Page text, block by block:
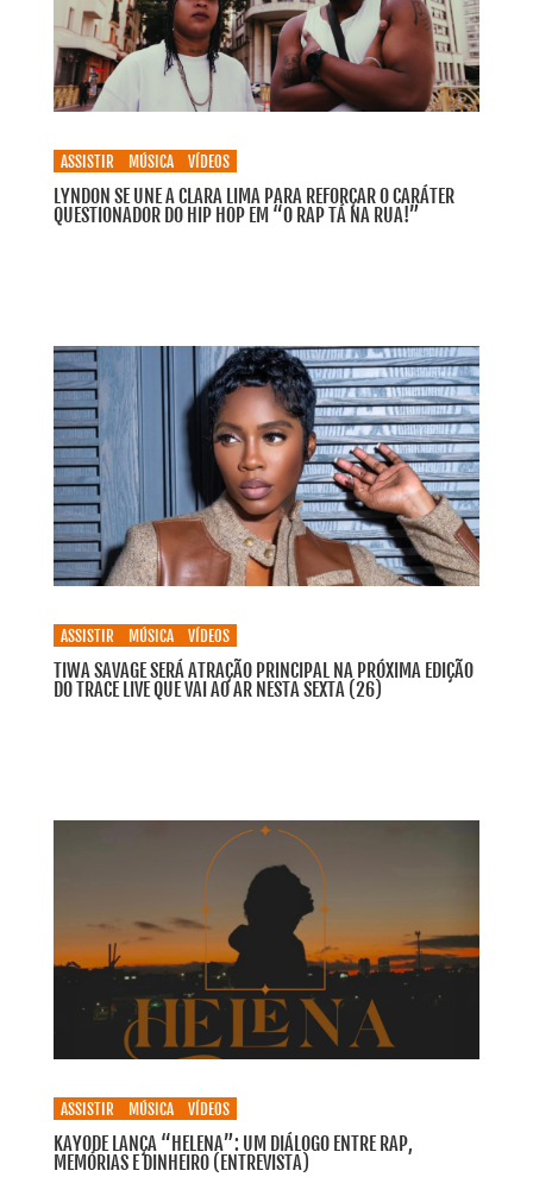
ASSISTIR MÚSICA VÍDEOS
LYNDON SE UNE A CLARA LIMA PARA REFORÇAR O CARÁTER
QUESTIONADOR DO HIP HOP EM “O RAP TÁ NA RUA!”
ASSISTIR MÚSICA VÍDEOS
TIWA SAVAGE SERÁ ATRAÇÃO PRINCIPAL NA PRÓXIMA EDIÇÃO
DO TRACE LIVE QUE VAI AO AR NESTA SEXTA (26)
ASSISTIR MÚSICA VÍDEOS
KAYODE LANÇA “HELENA”: UM DIÁLOGO ENTRE RAP,
MEMÓRIAS E DINHEIRO (ENTREVISTA)